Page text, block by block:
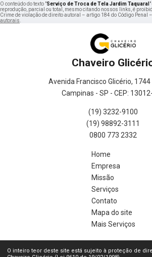
O conteúdo do texto "Serviço de Troca de Tela Jardim Taquaral
reprodução, parcial ou total, mesmo citando nossos links, é
Crime de violação de direito autoral – artigo 184 do Código Penal –
autorais
Chaveiro
Avenida Francisco Glicério,
Campinas - SP - CEP:
(19) 3232-9100
(19) 98892-3111
0800 773 2332
Home
Empresa
Missão
Serviços
Contato
Mapa do site
Mais Serviços
O inteiro teor deste site está sujeito à proteção de